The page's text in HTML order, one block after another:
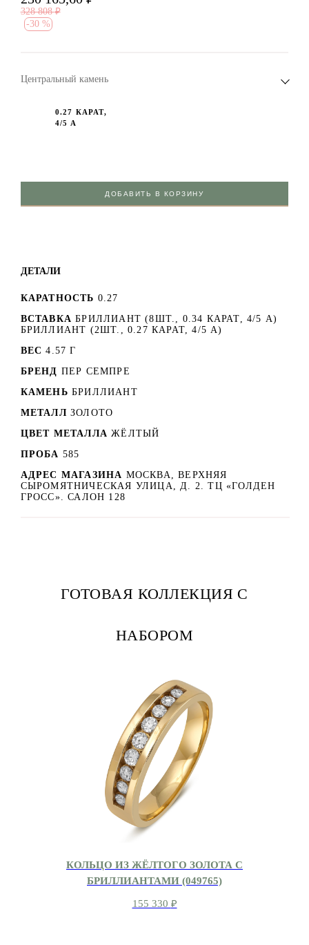
328 808 ₽
-30 %
Центральный камень
0.27 КАРАТ,
4/5 А
ДОБАВИТЬ В КОРЗИНУ
ДЕТАЛИ
КАРАТНОСТЬ 0.27
ВСТАВКА БРИЛЛИАНТ (8ШТ., 0.34 КАРАТ, 4/5 А)
БРИЛЛИАНТ (2ШТ., 0.27 КАРАТ, 4/5 А)
ВЕС 4.57 Г
БРЕНД ПЕР СЕМПРЕ
КАМЕНЬ БРИЛЛИАНТ
МЕТАЛЛ ЗОЛОТО
ЦВЕТ МЕТАЛЛА ЖЁЛТЫЙ
ПРОБА 585
АДРЕС МАГАЗИНА МОСКВА, ВЕРХНЯЯ
СЫРОМЯТНИЧЕСКАЯ УЛИЦА, Д. 2. ТЦ «ГОЛДЕН
ГРОСС». САЛОН 128
ГОТОВАЯ КОЛЛЕКЦИЯ С
НАБОРОМ
КОЛЬЦО ИЗ ЖЁЛТОГО ЗОЛОТА С
БРИЛЛИАНТАМИ (049765)
155 330 ₽